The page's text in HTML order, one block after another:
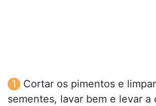
Cortar os pimentos e
sementes, lavar bem e levar a